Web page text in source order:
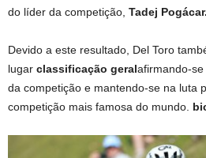
do líder da competição, Tadej Pogácar.
Devido a este resultado, Del Toro
lugar classificação geralafirmando-
da competição e mantendo-se na luta
competição mais famosa do mundo.